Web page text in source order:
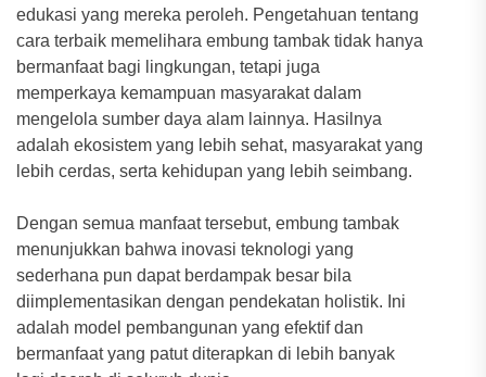
edukasi yang mereka peroleh. Pengetahuan tentang
cara terbaik memelihara embung tambak tidak hanya
bermanfaat bagi lingkungan, tetapi juga
memperkaya kemampuan masyarakat dalam
mengelola sumber daya alam lainnya. Hasilnya
adalah ekosistem yang lebih sehat, masyarakat yang
lebih cerdas, serta kehidupan yang lebih seimbang.
Dengan semua manfaat tersebut, embung tambak
menunjukkan bahwa inovasi teknologi yang
sederhana pun dapat berdampak besar bila
diimplementasikan dengan pendekatan holistik. Ini
adalah model pembangunan yang efektif dan
bermanfaat yang patut diterapkan di lebih banyak